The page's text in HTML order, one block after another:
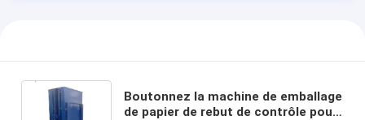
Boutonnez la machine de emballage
de papier de rebut de contrôle pour